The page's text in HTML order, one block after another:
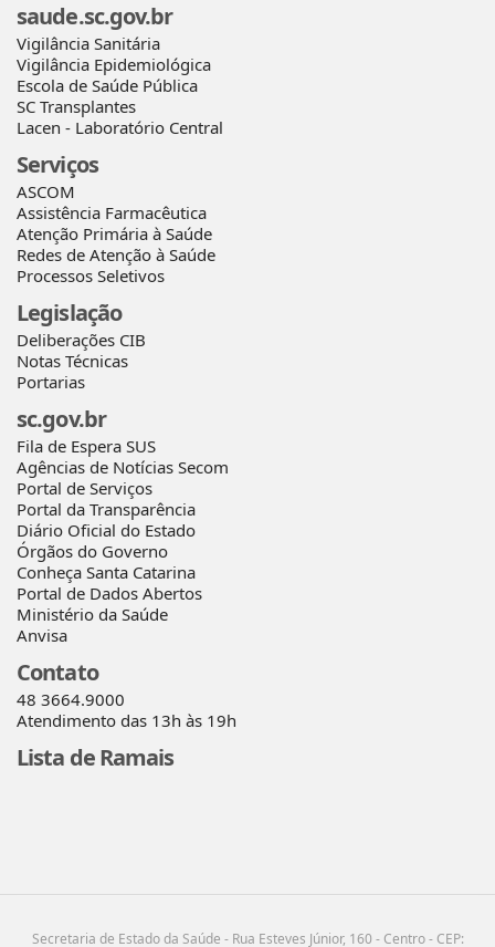
saude.sc.gov.br
Vigilância Sanitária
Vigilância Epidemiológica
Escola de Saúde Pública
SC Transplantes
Lacen - Laboratório Central
Serviços
ASCOM
Assistência Farmacêutica
Atenção Primária à Saúde
Redes de Atenção à Saúde
Processos Seletivos
Legislação
Deliberações CIB
Notas Técnicas
Portarias
sc.gov.br
Fila de Espera SUS
Agências de Notícias Secom
Portal de Serviços
Portal da Transparência
Diário Oficial do Estado
Órgãos do Governo
Conheça Santa Catarina
Portal de Dados Abertos
Ministério da Saúde
Anvisa
Contato
48 3664.9000
Atendimento das 13h às 19h
Lista de Ramais
Secretaria de Estado da Saúde - Rua Esteves Júnior, 160 - Centro - CEP: